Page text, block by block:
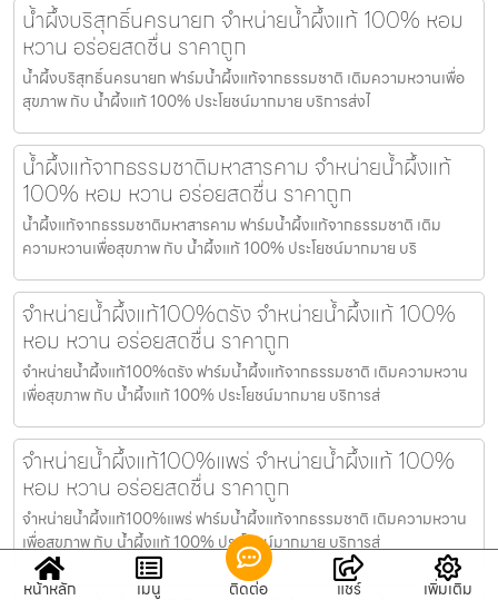
น้ำผึ้งบริสุทธิ์นครนายก จำหน่ายน้ำผึ้งแท้ 100% หอม
หวาน อร่อยสดชื่น ราคาถูก
น้ำผึ้งบริสุทธิ์นครนายก ฟาร์มน้ำผึ้งแท้จากธรรมชาติ เติมความหวานเพื่อ
สุขภาพ กับ น้ำผึ้งแท้ 100% ประโยชน์มากมาย บริการส่งไ
น้ำผึ้งแท้จากธรรมชาติมหาสารคาม จำหน่ายน้ำผึ้งแท้
100% หอม หวาน อร่อยสดชื่น ราคาถูก
น้ำผึ้งแท้จากธรรมชาติมหาสารคาม ฟาร์มน้ำผึ้งแท้จากธรรมชาติ เติม
ความหวานเพื่อสุขภาพ กับ น้ำผึ้งแท้ 100% ประโยชน์มากมาย บริ
จำหน่ายน้ำผึ้งแท้100%ตรัง จำหน่ายน้ำผึ้งแท้ 100%
หอม หวาน อร่อยสดชื่น ราคาถูก
จำหน่ายน้ำผึ้งแท้100%ตรัง ฟาร์มน้ำผึ้งแท้จากธรรมชาติ เติมความหวาน
เพื่อสุขภาพ กับ น้ำผึ้งแท้ 100% ประโยชน์มากมาย บริการส่
จำหน่ายน้ำผึ้งแท้100%แพร่ จำหน่ายน้ำผึ้งแท้ 100%
หอม หวาน อร่อยสดชื่น ราคาถูก
จำหน่ายน้ำผึ้งแท้100%แพร่ ฟาร์มน้ำผึ้งแท้จากธรรมชาติ เติมความหวาน
เพื่อสุขภาพ กับ น้ำผึ้งแท้ 100% ประโยชน์มากมาย บริการส่
หน้าหลัก เมนู ติดต่อ แชร์ เพิ่มเติม